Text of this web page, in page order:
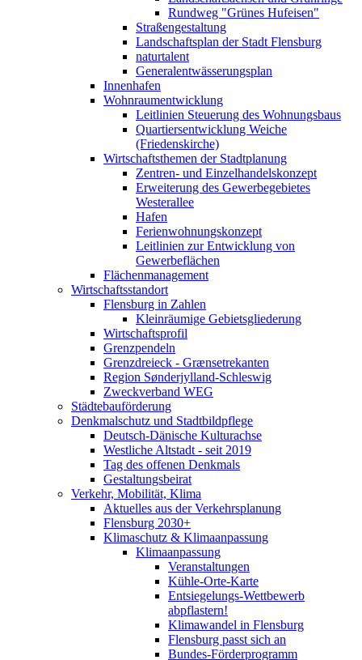
Rundweg "Grünes Hufeisen"
Straßengestaltung
Landschaftsplan der Stadt Flensburg
naturtalent
Generalentwässerungsplan
Innenhafen
Wohnraumentwicklung
Leitlinien Steuerung des Wohnungsbaus
Quartiersentwicklung Weiche
(Friedenskirche)
Wirtschaftsthemen der Stadtplanung
Zentren- und Einzelhandelskonzept
Erweiterung des Gewerbegebietes
Westerallee
Hafen
Ferienwohnungskonzept
Leitlinien zur Entwicklung von
Gewerbeflächen
Flächenmanagement
Wirtschaftsstandort
Flensburg in Zahlen
Kleinräumige Gebietsgliederung
Wirtschaftsprofil
Grenzpendeln
Grenzdreieck - Grænsetrekanten
Region Sønderjylland-Schleswig
Zweckverband WEG
Städtebauförderung
Denkmalschutz und Stadtbildpflege
Deutsch-Dänische Kulturachse
Westliche Altstadt - seit 2019
Tag des offenen Denkmals
Gestaltungsbeirat
Verkehr, Mobilität, Klima
Aktuelles aus der Verkehrsplanung
Flensburg 2030+
Klimaschutz & Klimaanpassung
Klimaanpassung
Veranstaltungen
Kühle-Orte-Karte
Entsiegelungs-Wettbewerb
abpflastern!
Klimawandel in Flensburg
Flensburg passt sich an
Bundes-Förderprogramm